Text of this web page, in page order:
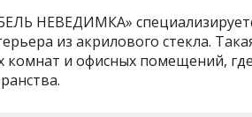
НЕВЕДИМКА»
из акрилового стекла.
комнат и офисных помещений,